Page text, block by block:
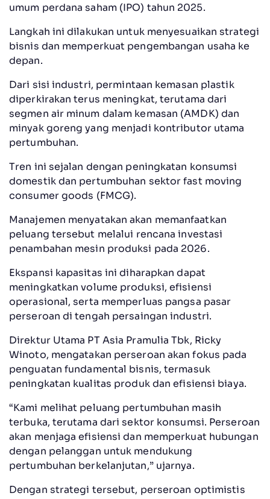
umum perdana saham (IPO) tahun 2025.
Langkah ini dilakukan untuk menyesuaikan strategi
bisnis dan memperkuat pengembangan usaha ke
depan.
Dari sisi industri, permintaan kemasan plastik
diperkirakan terus meningkat, terutama dari
segmen air minum dalam kemasan (AMDK) dan
minyak goreng yang menjadi kontributor utama
pertumbuhan.
Tren ini sejalan dengan peningkatan konsumsi
domestik dan pertumbuhan sektor fast moving
consumer goods (FMCG).
Manajemen menyatakan akan memanfaatkan
peluang tersebut melalui rencana investasi
penambahan mesin produksi pada 2026.
Ekspansi kapasitas ini diharapkan dapat
meningkatkan volume produksi, efisiensi
operasional, serta memperluas pangsa pasar
perseroan di tengah persaingan industri.
Direktur Utama PT Asia Pramulia Tbk, Ricky
Winoto, mengatakan perseroan akan fokus pada
penguatan fundamental bisnis, termasuk
peningkatan kualitas produk dan efisiensi biaya.
“Kami melihat peluang pertumbuhan masih
terbuka, terutama dari sektor konsumsi. Perseroan
akan menjaga efisiensi dan memperkuat hubungan
dengan pelanggan untuk mendukung
pertumbuhan berkelanjutan,” ujarnya.
Dengan strategi tersebut, perseroan optimistis